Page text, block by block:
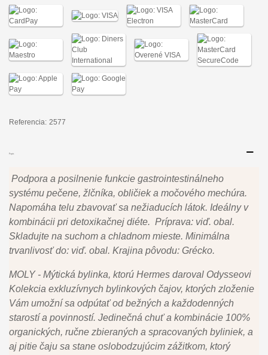
Referencia: 2577
Popis
Podpora a posilnenie funkcie gastrointestinálneho
systému pečene, žlčníka, obličiek a močového mechúra.
Napomáha telu zbavovať sa nežiaducích látok. Ideálny v
kombinácii pri detoxikačnej diéte. Príprava: viď. obal.
Skladujte na suchom a chladnom mieste. Minimálna
trvanlivosť do: viď. obal. Krajina pôvodu: Grécko.
MOLY - Mýtická bylinka, ktorú Hermes daroval Odysseovi
Kolekcia exkluzívnych bylinkových čajov, ktorých zloženie
Vám umožní sa odpútať od bežných a každodenných
starostí a povinností. Jedinečná chuť a kombinácie 100%
organických, ručne zbieraných a spracovaných byliniek, a
aj pitie čaju sa stane oslobodzujúcim zážitkom, ktorý